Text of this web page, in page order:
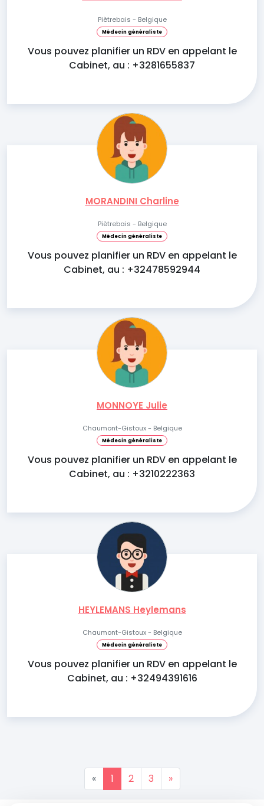
Piètrebais - Belgique
Médecin généraliste
Vous pouvez planifier un RDV en appelant le
Cabinet, au : +3281655837
MORANDINI Charline
Piètrebais - Belgique
Médecin généraliste
Vous pouvez planifier un RDV en appelant le
Cabinet, au : +32478592944
MONNOYE Julie
Chaumont-Gistoux - Belgique
Médecin généraliste
Vous pouvez planifier un RDV en appelant le
Cabinet, au : +3210222363
HEYLEMANS Heylemans
Chaumont-Gistoux - Belgique
Médecin généraliste
Vous pouvez planifier un RDV en appelant le
Cabinet, au : +32494391616
« 1 2 3 »